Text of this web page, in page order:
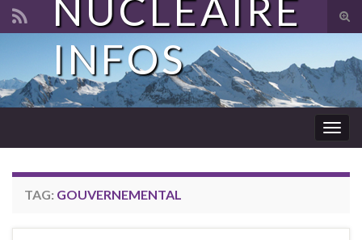
Search for:
NUCLÉAIRE
INFOS
TAG: GOUVERNEMENTAL